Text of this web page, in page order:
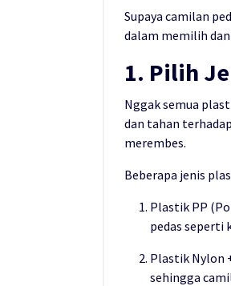
Supaya camilan
dalam memilih
1. Pilih
Nggak semua
dan tahan
merembes.
Beberapa jenis
Plastik PP
pedas seperti
Plastik Nylon
sehingga